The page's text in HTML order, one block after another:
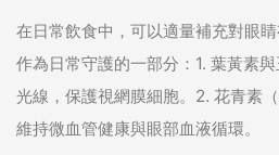
在日常飲食中，可以適量補充對眼
作為日常守護的一部分：1. 葉黃素
光線，保護視網膜細胞。2. 花青素
維持微血管健康與眼部血液循環。